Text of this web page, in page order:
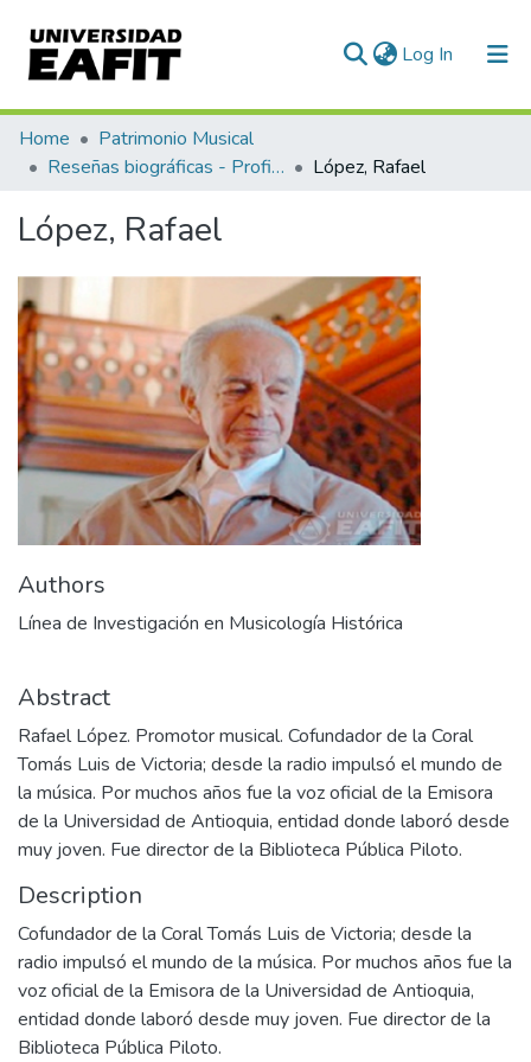
Log In (current)
Communities & Collections
All of DSpace
Statistics
Home
Patrimonio Musical
Reseñas biográficas - Profiles
López, Rafael
López, Rafael
Authors
Línea de Investigación en Musicología Histórica
Abstract
Rafael López. Promotor musical. Cofundador de la Coral
Tomás Luis de Victoria; desde la radio impulsó el mundo de
la música. Por muchos años fue la voz oficial de la Emisora
de la Universidad de Antioquia, entidad donde laboró desde
muy joven. Fue director de la Biblioteca Pública Piloto.
Description
Cofundador de la Coral Tomás Luis de Victoria; desde la
radio impulsó el mundo de la música. Por muchos años fue la
voz oficial de la Emisora de la Universidad de Antioquia,
entidad donde laboró desde muy joven. Fue director de la
Biblioteca Pública Piloto.